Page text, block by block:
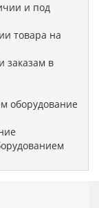
и под
товара на
заказам в
оборудование